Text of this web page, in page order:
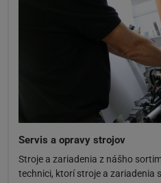
Servis a opravy strojov
Stroje a zariadenia z nášho
technici, ktorí stroje a zariadenia